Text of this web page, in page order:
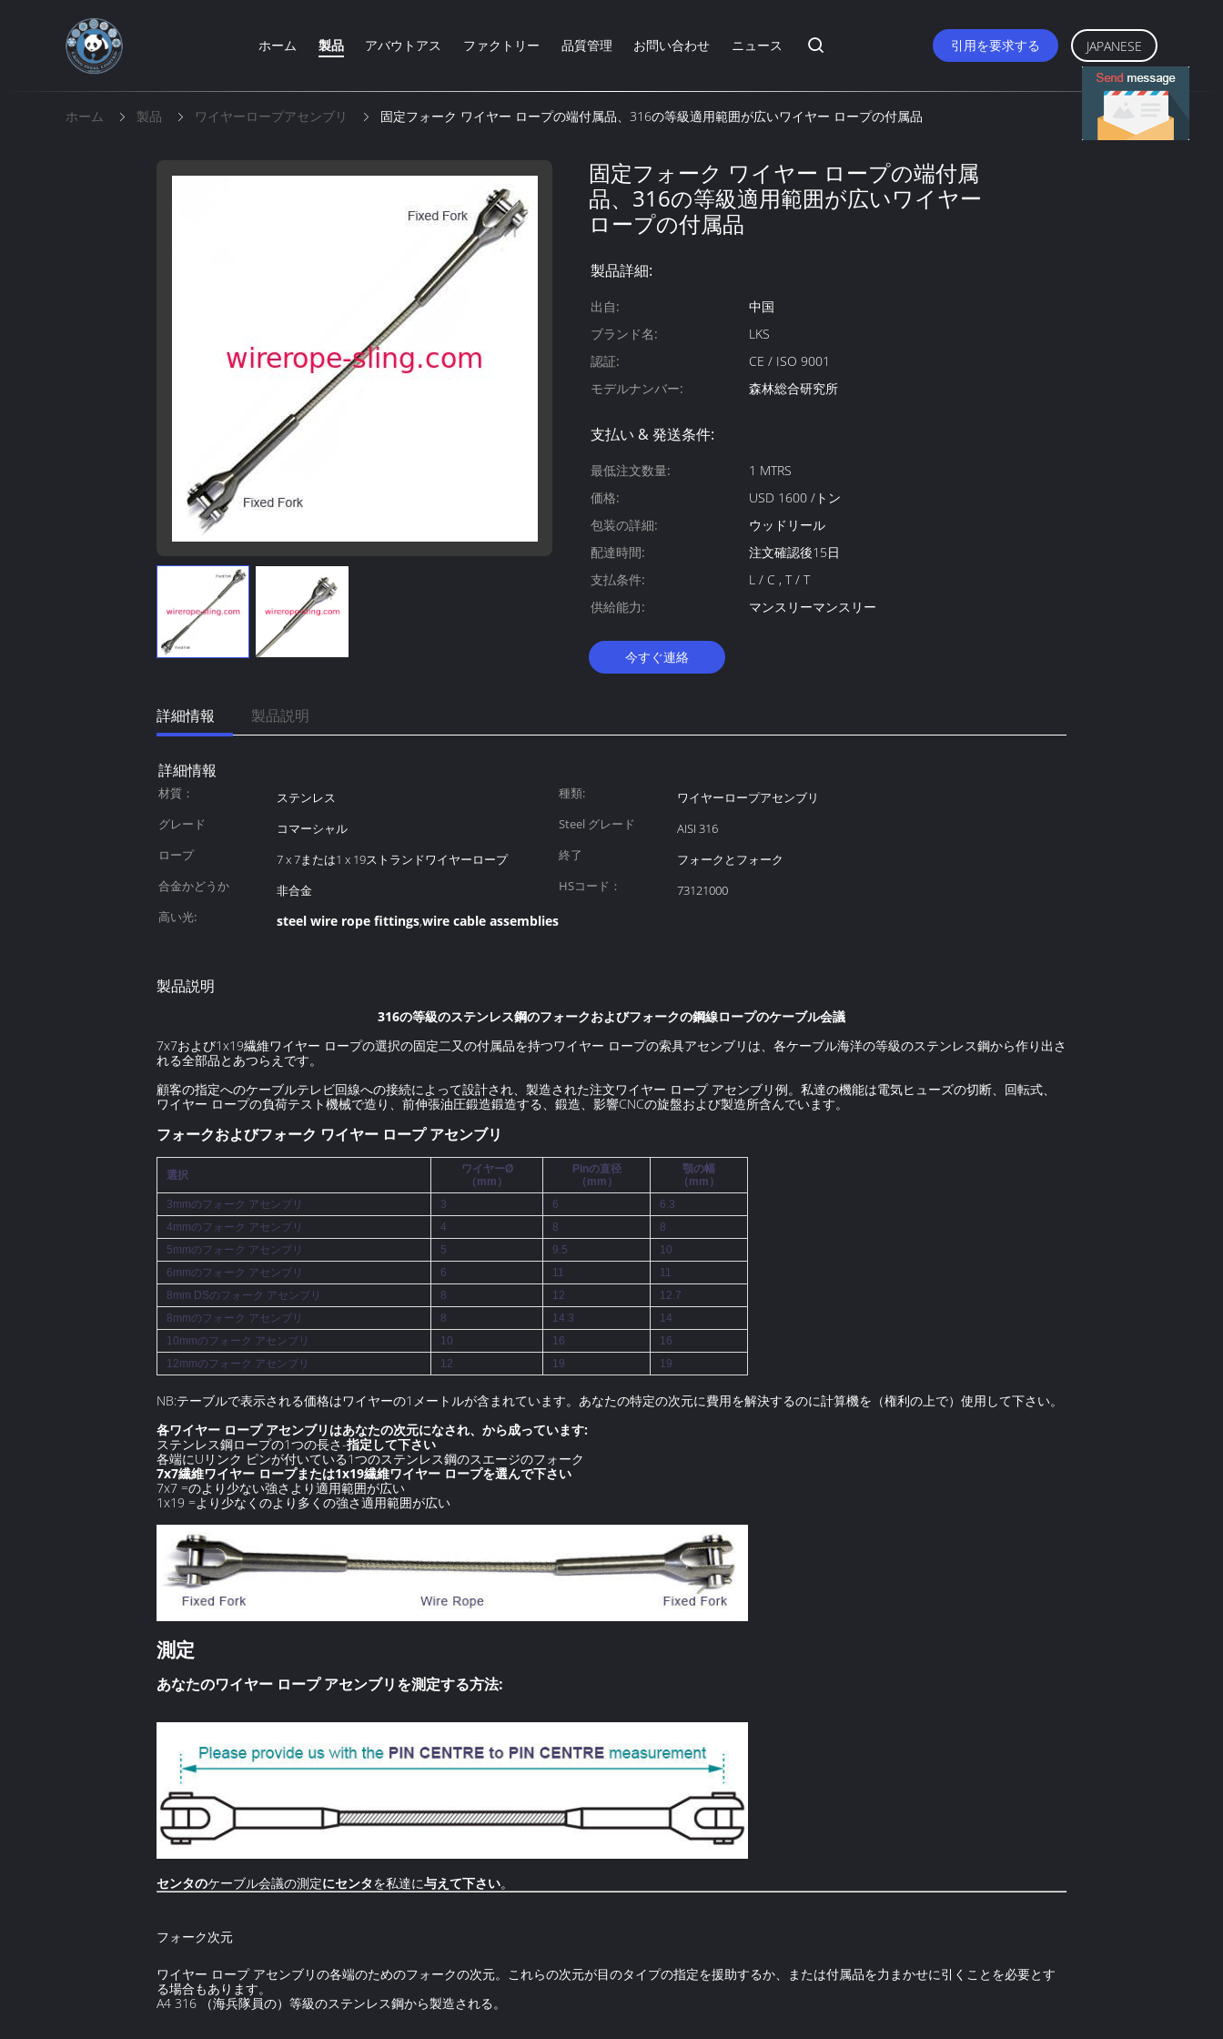
ホーム 製品 アバウトアス ファクトリー 品質管理 お問い合わせ ニュース 引用を要求する JAPANESE
ホーム 製品 ワイヤーロープアセンブリ 固定フォーク ワイヤー ロープの端付属品、316の等級適用範囲が広いワイヤー ロープの付属品
固定フォーク ワイヤー ロープの端付属
品、316の等級適用範囲が広いワイヤー
ロープの付属品
製品詳細:
出自:
中国
ブランド名:
LKS
認証:
CE / ISO 9001
モデルナンバー:
森林総合研究所
支払い & 発送条件:
最低注文数量:
1 MTRS
価格:
USD 1600 /トン
包装の詳細:
ウッドリール
配達時間:
注文確認後15日
支払条件:
L / C , T / T
供給能力:
マンスリーマンスリー
今すぐ連絡
詳細情報 製品説明
詳細情報
材質： ステンレス 種類:
ワイヤーロープアセンブリ
グレード
コマーシャル Steel グレード
AISI 316
ロープ
7 x 7または1 x 19ストランドワイヤーロープ 終了
フォークとフォーク
合金かどうか
非合金 HSコード：
73121000
高い光:
steel wire rope fittings,wire cable assemblies
製品説明
316の等級のステンレス鋼のフォークおよびフォークの鋼線ロープのケーブル会議
7x7および1x19繊維ワイヤー ロープの選択の固定二又の付属品を持つワイヤー ロープの索具アセンブリは、各ケーブル海洋の等級のステンレス鋼から作り出さ
れる全部品とあつらえです。
顧客の指定へのケーブルテレビ回線への接続によって設計され、製造された注文ワイヤー ロープ アセンブリ例。私達の機能は電気ヒューズの切断、回転式、
ワイヤー ロープの負荷テスト機械で造り、前伸張油圧鍛造鍛造する、鍛造、影響CNCの旋盤および製造所含んでいます。
フォークおよびフォーク ワイヤー ロープ アセンブリ
選択
ワイヤーØ
（mm）
Pinの直径
（mm）
顎の幅
（mm）
3mmのフォーク アセンブリ
3 6
6.3
4mmのフォーク アセンブリ
4 8
8
5mmのフォーク アセンブリ
5 9.5
10
6mmのフォーク アセンブリ
6 11
11
8mm DSのフォーク アセンブリ
8 12
12.7
8mmのフォーク アセンブリ
8 14.3
14
10mmのフォーク アセンブリ
10 16
16
12mmのフォーク アセンブリ
12 19 19
NB:テーブルで表示される価格はワイヤーの1メートルが含まれています。あなたの特定の次元に費用を解決するのに計算機を（権利の上で）使用して下さい。
各ワイヤー ロープ アセンブリはあなたの次元になされ、から成っています:
ステンレス鋼ロープの1つの長さ-指定して下さい
各端にUリンク ピンが付いている1つのステンレス鋼のスエージのフォーク
7x7繊維ワイヤー ロープまたは1x19繊維ワイヤー ロープを選んで下さい
7x7 =のより少ない強さより適用範囲が広い
1x19 =より少なくのより多くの強さ適用範囲が広い
測定
あなたのワイヤー ロープ アセンブリを測定する方法:
センタのケーブル会議の測定にセンタを私達に与えて下さい。
フォーク次元
ワイヤー ロープ アセンブリの各端のためのフォークの次元。これらの次元が目のタイプの指定を援助するか、または付属品を力まかせに引くことを必要とす
る場合もあります。
A4 316 （海兵隊員の）等級のステンレス鋼から製造される。